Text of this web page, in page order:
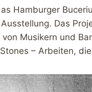
Hamburger
Das
Musikern und
– Arbeiten,